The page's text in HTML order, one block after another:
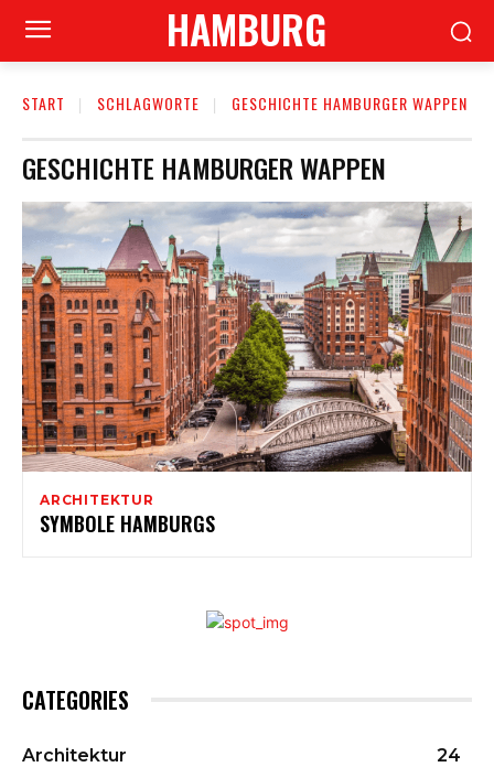
HAMBURG
START SCHLAGWORTE GESCHICHTE HAMBURGER WAPPEN
GESCHICHTE HAMBURGER WAPPEN
ARCHITEKTUR
SYMBOLE HAMBURGS
CATEGORIES
Architektur
24